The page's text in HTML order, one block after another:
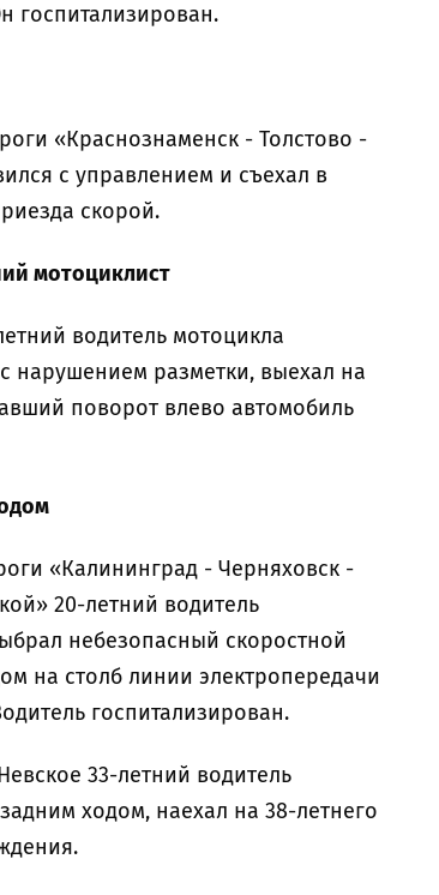
госпитализирован.
«Краснознаменск - Толстово -
с управлением и съехал в
скорой.
мотоциклист
водитель мотоцикла
нарушением разметки, выехал на
поворот влево автомобиль
«Калининград - Черняховск -
20-летний водитель
небезопасный скоростной
на столб линии электропередачи
госпитализирован.
33-летний водитель
ходом, наехал на 38-летнего